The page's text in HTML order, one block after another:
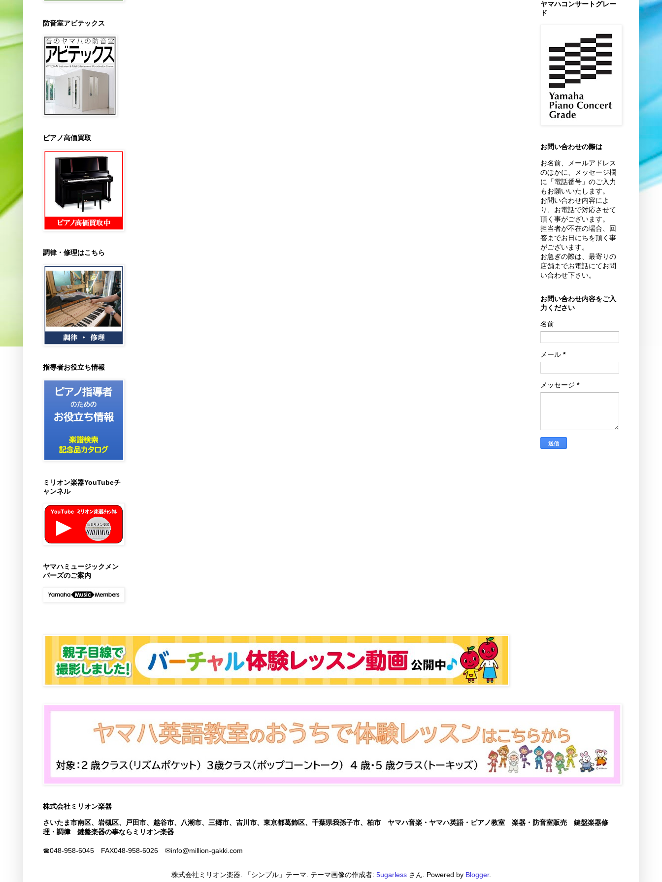
防音室アビテックス
ピアノ高価買取
調律・修理はこちら
指導者お役立ち情報
ミリオン楽器YouTubeチ
ャンネル
ヤマハミュージックメン
バーズのご案内
ヤマハコンサートグレー
ド
お問い合わせの際は
お名前、
メールアドレス
のほかに、
メッセージ欄
に「電話番号」のご入力
もお願いいたします。
お問い合わせ内容によ
り、お電話で対応させて
頂く事がございます。
担当者が不在の場合、回
答までお日にちを頂く事
がございます。
お急ぎの際は、最寄りの
店舗までお電話にてお問
い合わせ下さい。
お問い合わせ内容をご入
力ください
名前
メール *
メッセージ *
株式会社ミリオン楽器
さいたま市南区、岩槻区、戸田市、越谷市、八潮市、三郷市、吉川市、東京都葛飾区、千葉県我孫子市、柏市 ヤマハ音楽・ヤマハ英語・ピアノ教室 楽器・防音室販売 鍵盤楽器修
理・調律 鍵盤楽器の事ならミリオン楽器
☎048-958-6045 FAX048-958-6026 ✉info@million-gakki.com
株式会社ミリオン楽器. 「シンプル」テーマ. テーマ画像の作成者: 5ugarlessさん. Powered by Blogger.